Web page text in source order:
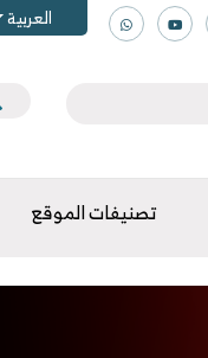
العربية
تصنيفات الموقع